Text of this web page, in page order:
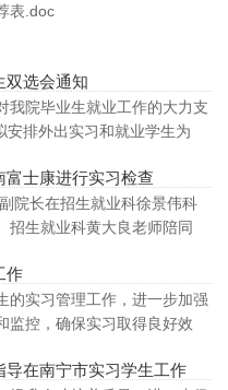
表.doc
双选会通知
我院毕业生就业工作的大力支
排外出实习和就业学生为
。举办 “广西工业技师学院
将有关事项...
富士康进行实习检查
院长在招生就业科徐景伟科
招生就业科黄大良老师陪同
业人力资源部进行座谈，详
生活等情况...
作
的实习管理工作，进一步加强
监控，确保实习取得良好效
13日－21日，由招生就业科
在南宁市实习学生工作